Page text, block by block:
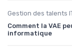
Gestion des talents
Comment la VAE
informatique